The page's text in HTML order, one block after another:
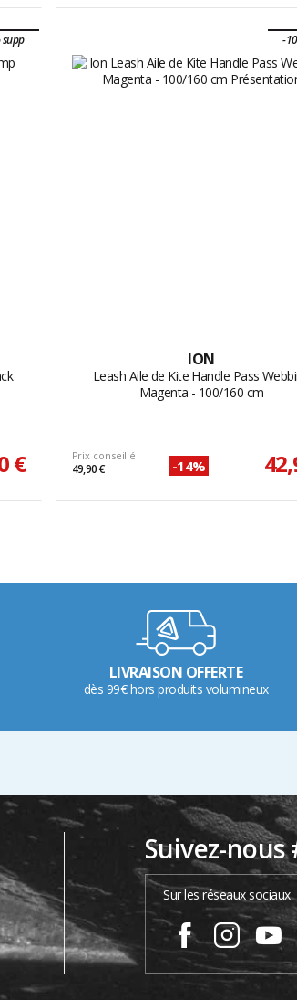
€
-
ION
Leash Aile de Kite Handle Pass
Magenta - 100/160 cm
Prix conseillé
49,90 € -14%
LIVRAISON OFFERTE
dès 99€ hors produits volumineux
Suivez-
Sur les réseaux sociaux